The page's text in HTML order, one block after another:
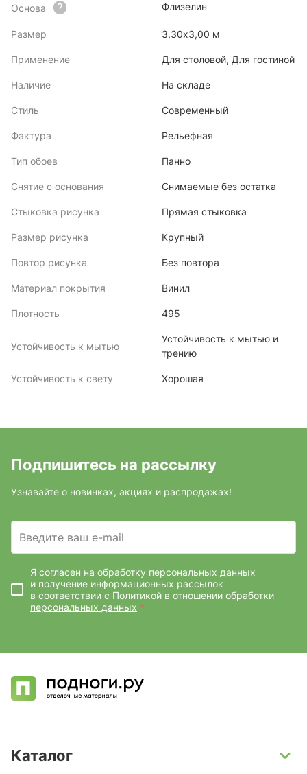
Основа Флизелин
Размер 3,30x3,00 м
Применение Для столовой, Для гостиной
Наличие На складе
Стиль Современный
Фактура Рельефная
Тип обоев Панно
Снятие с основания Снимаемые без остатка
Стыковка рисунка Прямая стыковка
Размер рисунка Крупный
Повтор рисунка Без повтора
Материал покрытия Винил
Плотность 495
Устойчивость к мытью
Устойчивость к мытью и
трению
Устойчивость к свету Хорошая
Подпишитесь на рассылку
Узнавайте о новинках, акциях и распродажах!
Введите ваш e-mail
Я согласен на обработку персональных данных
и получение информационных рассылок
в соответствии с Политикой в отношении обработки
персональных данных *
Каталог